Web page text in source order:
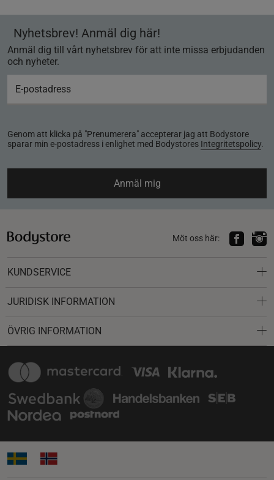
Nyhetsbrev! Anmäl dig här!
Anmäl dig till vårt nyhetsbrev för att inte missa erbjudanden
och nyheter.
Genom att klicka på "Prenumerera" accepterar jag att Bodystore
sparar min e-postadress i enlighet med Bodystores Integritetspolicy.
Anmäl mig
Möt oss här:
KUNDSERVICE
JURIDISK INFORMATION
ÖVRIG INFORMATION